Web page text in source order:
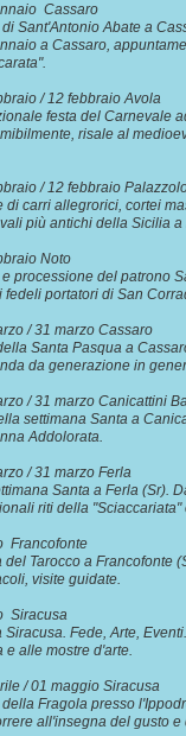
Cassaro
di Sant'Antonio Abate a
a Cassaro,
/ 12 febbraio Avola
festa del Carnevale
risale al
/ 12 febbraio
di carri allegrorici, cortei
più antichi della Sicilia a
Noto
processione del patrono
fedeli portatori di San
/ 31 marzo Cassaro
Santa Pasqua a
da generazione in
/ 31 marzo Canicattini
settimana Santa a
Addolorata.
/ 31 marzo Ferla
Santa a Ferla (Sr).
riti della
Francofonte
del Tarocco a Francofonte
visite guidate.
Siracusa
Siracusa. Fede, Arte,
e alle mostre d'arte.
/ 01 maggio Siracusa
della Fragola presso
all'insegna del gusto